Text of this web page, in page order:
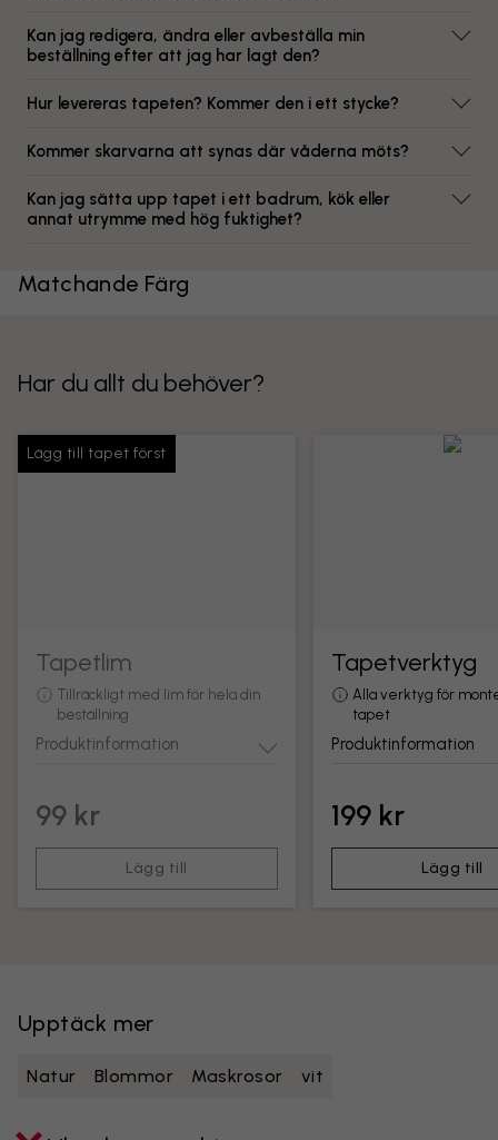
Kan jag redigera, ändra eller avbeställa min
beställning efter att jag har lagt den?
Hur levereras tapeten? Kommer den i ett stycke?
Kommer skarvarna att synas där våderna möts?
Kan jag sätta upp tapet i ett badrum, kök eller
annat utrymme med hög fuktighet?
Matchande Färg
Har du allt du behöver?
Lägg till tapet först
Tapetlim
Tillräckligt med lim för hela din
beställning
Produktinformation
99 kr
Lägg till
Tapetverktyg
Alla verktyg för
tapet
Produktinformation
199 kr
Lägg till
Upptäck mer
Natur Blommor Maskrosor vit